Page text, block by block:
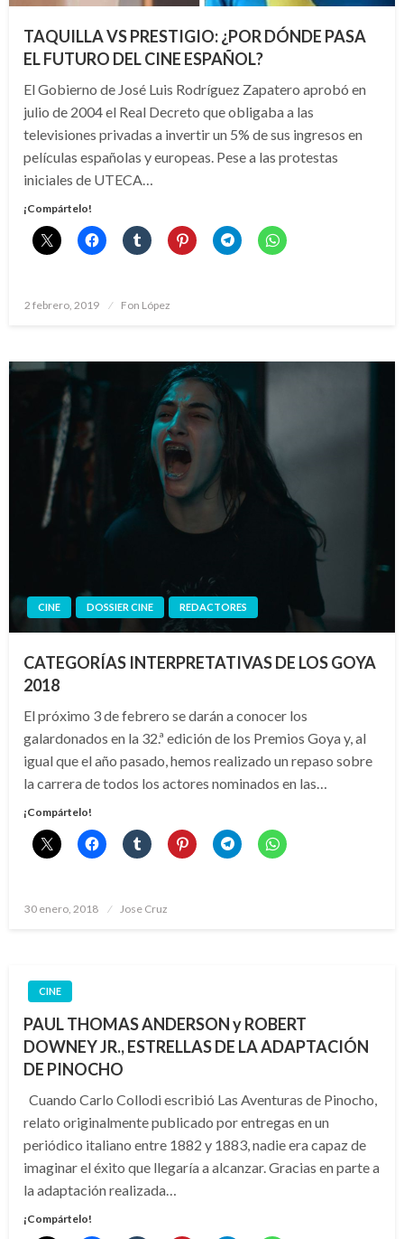
TAQUILLA VS PRESTIGIO: ¿POR DÓNDE PASA
EL FUTURO DEL CINE ESPAÑOL?
El Gobierno de José Luis Rodríguez Zapatero aprobó en
julio de 2004 el Real Decreto que obligaba a las
televisiones privadas a invertir un 5% de sus ingresos en
películas españolas y europeas. Pese a las protestas
iniciales de UTECA…
¡Compártelo!
Publicado
2 febrero, 2019 Fon López
CINE DOSSIER CINE REDACTORES
CATEGORÍAS INTERPRETATIVAS DE LOS GOYA
2018
El próximo 3 de febrero se darán a conocer los
galardonados en la 32.ª edición de los Premios Goya y, al
igual que el año pasado, hemos realizado un repaso sobre
la carrera de todos los actores nominados en las…
¡Compártelo!
Publicado
30 enero, 2018 Jose Cruz
CINE
PAUL THOMAS ANDERSON y ROBERT
DOWNEY JR., ESTRELLAS DE LA ADAPTACIÓN
DE PINOCHO
Cuando Carlo Collodi escribió Las Aventuras de Pinocho,
relato originalmente publicado por entregas en un
periódico italiano entre 1882 y 1883, nadie era capaz de
imaginar el éxito que llegaría a alcanzar. Gracias en parte a
la adaptación realizada…
¡Compártelo!